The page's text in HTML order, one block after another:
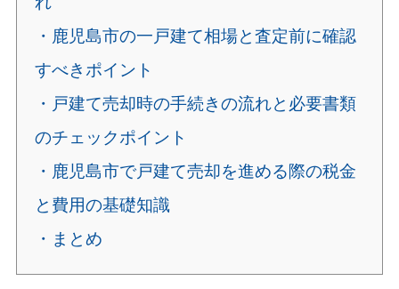
・鹿児島市の一戸建て相場と査定前に確認
すべきポイント
・戸建て売却時の手続きの流れと必要書類
のチェックポイント
・鹿児島市で戸建て売却を進める際の税金
と費用の基礎知識
・まとめ